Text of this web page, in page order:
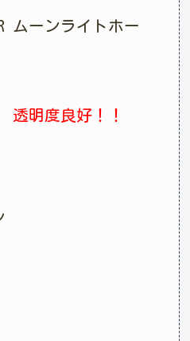
ーンライトホー
透明度良好！！